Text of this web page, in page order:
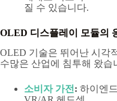
질 수 있습니다.
OLED 디스플레이 모듈의
OLED 기술은 뛰어난 시각
수많은 산업에 침투해 왔습
소비자 가전 : 하이엔